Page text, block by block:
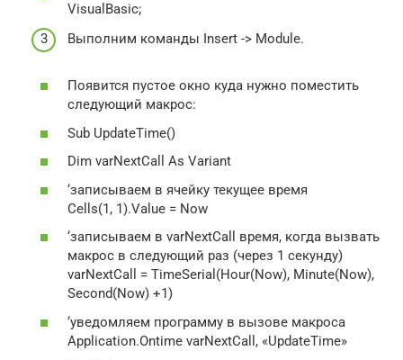
VisualBasic;
Выполним команды Insert -> Module.
Появится пустое окно куда нужно поместить
следующий макрос:
Sub UpdateTime()
Dim varNextCall As Variant
‘записываем в ячейку текущее время
Cells(1, 1).Value = Now
‘записываем в varNextCall время, когда вызвать
макрос в следующий раз (через 1 секунду)
varNextCall = TimeSerial(Hour(Now), Minute(Now),
Second(Now) +1)
‘уведомляем программу в вызове макроса
Application.Ontime varNextCall, «UpdateTime»